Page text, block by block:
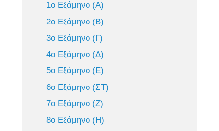
1ο Εξάμηνο (Α)
2ο Εξάμηνο (Β)
3ο Εξάμηνο (Γ)
4ο Εξάμηνο (Δ)
5ο Εξάμηνο (Ε)
6ο Εξάμηνο (ΣΤ)
7ο Εξάμηνο (Ζ)
8ο Εξάμηνο (Η)